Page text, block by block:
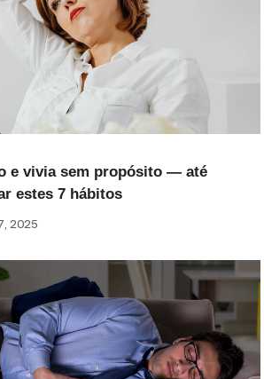
e vivia sem propósito — até
estes 7 hábitos
2025